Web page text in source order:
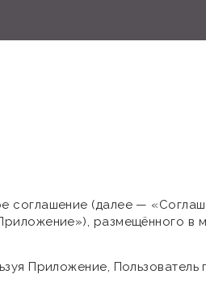
соглашение (далее —
размещённого в
Приложение,